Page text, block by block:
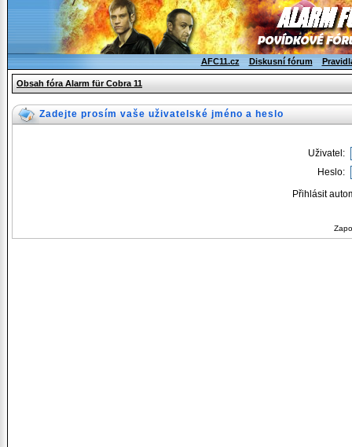
AFC11.cz Diskusní fórum
Obsah fóra Alarm für Cobra 11
Zadejte prosím vaše uživatelské jméno a heslo
Uživatel:
Heslo:
Přihlásit